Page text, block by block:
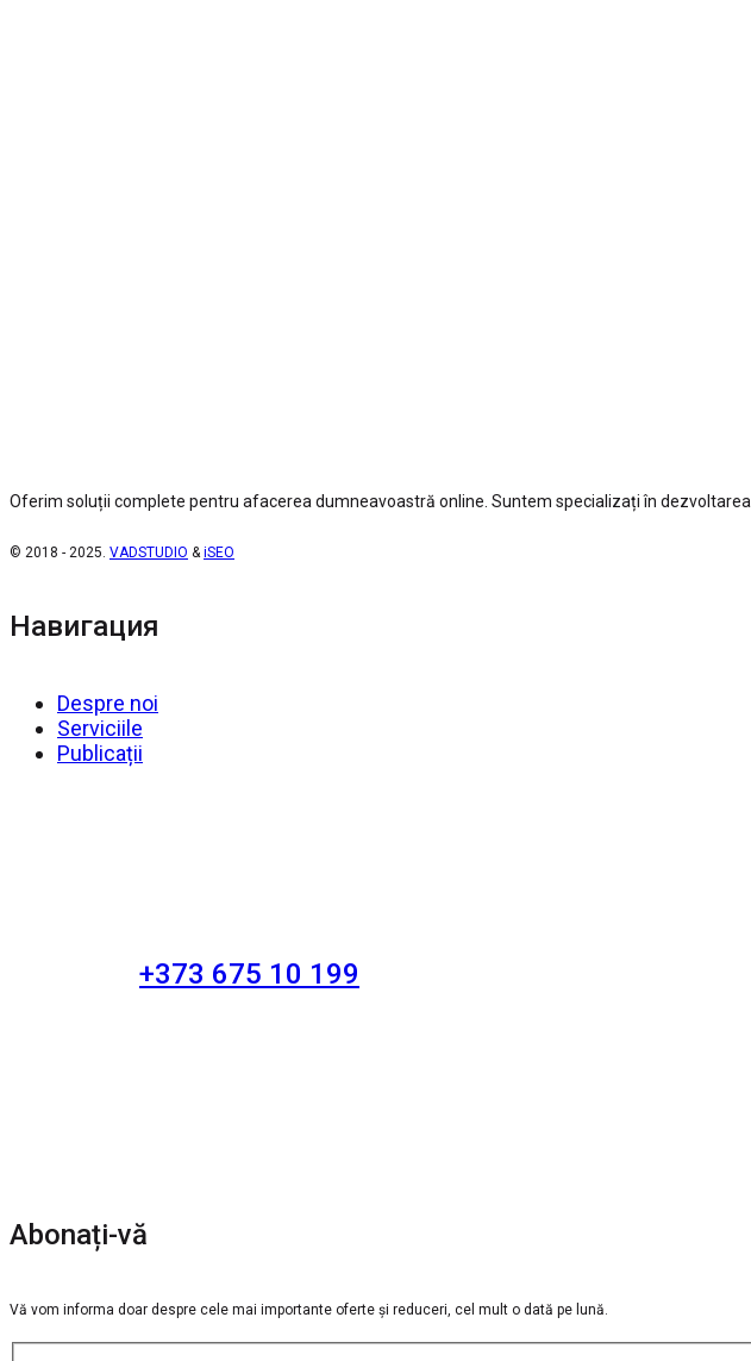
Oferim soluții complete pentru afacerea dumneavoastră online. Suntem specializați în
© 2018 - 2025. VADSTUDIO & iSEO
Навигация
Despre noi
Serviciile
Publicații
+373 675 10 199
Abonați-vă
Vă vom informa doar despre cele mai importante oferte și reduceri, cel mult o dată pe lună.